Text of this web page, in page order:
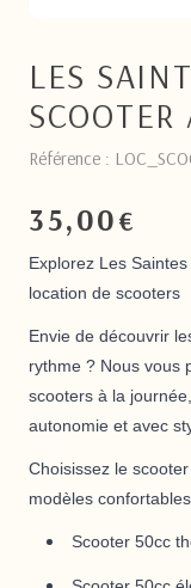
LES
Référence :
35,00€
Explorez Les
location de scooters
Envie de découvrir
rythme ? Nous vous
scooters à la
autonomie et avec
Choisissez le
modèles
Scooter 50cc